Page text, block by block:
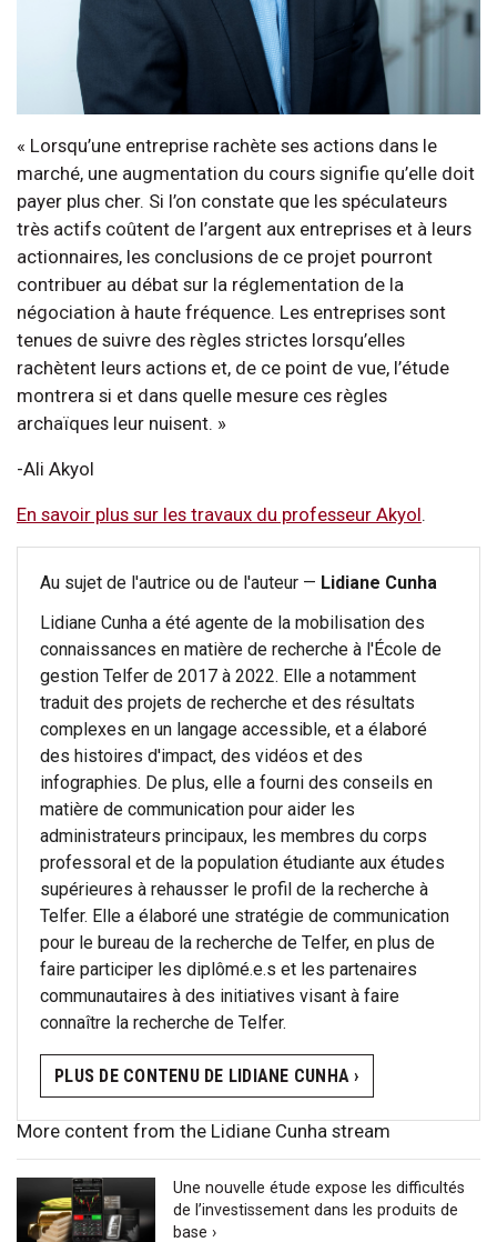
« Lorsqu’une entreprise rachète ses actions dans le
marché, une augmentation du cours signifie qu’elle doit
payer plus cher. Si l’on constate que les spéculateurs
très actifs coûtent de l’argent aux entreprises et à leurs
actionnaires, les conclusions de ce projet pourront
contribuer au débat sur la réglementation de la
négociation à haute fréquence. Les entreprises sont
tenues de suivre des règles strictes lorsqu’elles
rachètent leurs actions et, de ce point de vue, l’étude
montrera si et dans quelle mesure ces règles
archaïques leur nuisent. »
-Ali Akyol
En savoir plus sur les travaux du professeur Akyol.
Au sujet de l'autrice ou de l'auteur — Lidiane Cunha
Lidiane Cunha a été agente de la mobilisation des
connaissances en matière de recherche à l'École de
gestion Telfer de 2017 à 2022. Elle a notamment
traduit des projets de recherche et des résultats
complexes en un langage accessible, et a élaboré
des histoires d'impact, des vidéos et des
infographies. De plus, elle a fourni des conseils en
matière de communication pour aider les
administrateurs principaux, les membres du corps
professoral et de la population étudiante aux études
supérieures à rehausser le profil de la recherche à
Telfer. Elle a élaboré une stratégie de communication
pour le bureau de la recherche de Telfer, en plus de
faire participer les diplômé.e.s et les partenaires
communautaires à des initiatives visant à faire
connaître la recherche de Telfer.
PLUS DE CONTENU DE LIDIANE CUNHA ›
More content from the Lidiane Cunha stream
Une nouvelle étude expose les difficultés
de l’investissement dans les produits de
base ›